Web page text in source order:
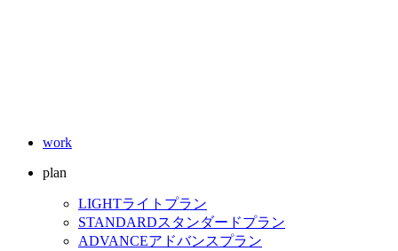
work
plan
LIGHTライトプラン
STANDARDスタンダードプラン
ADVANCEアドバンスプラン